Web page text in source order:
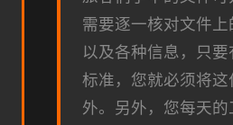
需要逐一核对文件上
以及各种信息，只
标准，您就必须将这
外。另外，您每天